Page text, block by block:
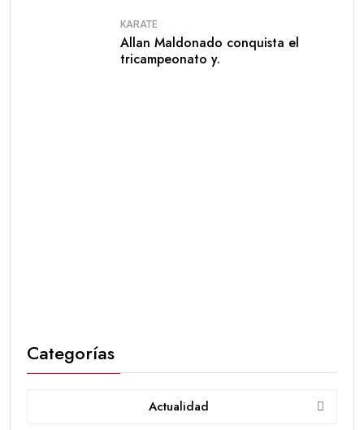
KARATE
Allan Maldonado conquista el
tricampeonato y.
Categorías
Actualidad